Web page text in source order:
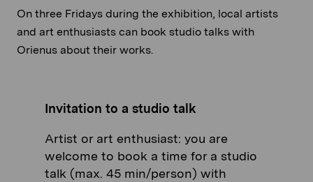
On three Fridays during the exhibition, local artists
and art enthusiasts can book studio talks with
Orienus about their works.
Invitation to a studio talk
Artist or art enthusiast: you are
welcome to book a time for a studio
talk (max. 45 min/person) with